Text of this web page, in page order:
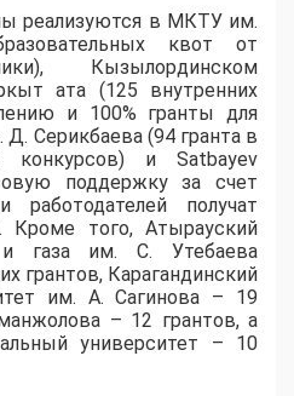
реализуются в МКТУ им.
квот от
Кызылординском
ата (125 внутренних
и 100% гранты для
Серикбаева (94 гранта в
конкурсов) и Satbayev
поддержку за счет
работодателей получат
Кроме того, Атырауский
и газа им. С. Утебаева
грантов, Карагандинский
им. А. Сагинова – 19
– 12 грантов, а
университет – 10